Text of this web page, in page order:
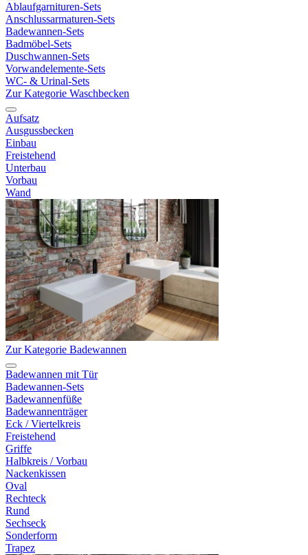
Ablaufgarnituren-Sets
Anschlussarmaturen-Sets
Badewannen-Sets
Badmöbel-Sets
Duschwannen-Sets
Vorwandelemente-Sets
WC- & Urinal-Sets
Zur Kategorie Waschbecken
Aufsatz
Ausgussbecken
Einbau
Freistehend
Unterbau
Vorbau
Wand
Zur Kategorie Badewannen
Badewannen mit Tür
Badewannen-Sets
Badewannenfüße
Badewannenträger
Eck / Viertelkreis
Freistehend
Griffe
Halbkreis / Vorbau
Nackenkissen
Oval
Rechteck
Rund
Sechseck
Sonderform
Trapez